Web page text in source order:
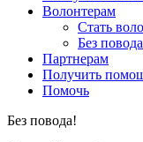
Волонтерам
Стать
Без повода
Партнерам
Получить
Помочь
Без повода!